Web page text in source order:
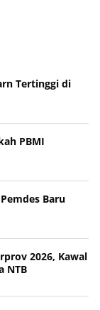
Tertinggi di
PBMI
Baru
2026, Kawal
NTB